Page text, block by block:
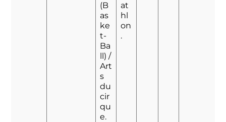
(B
as
ke
t-
Ba
ll) /
Art
s
du
cir
qu
e.
at
hl
on
.